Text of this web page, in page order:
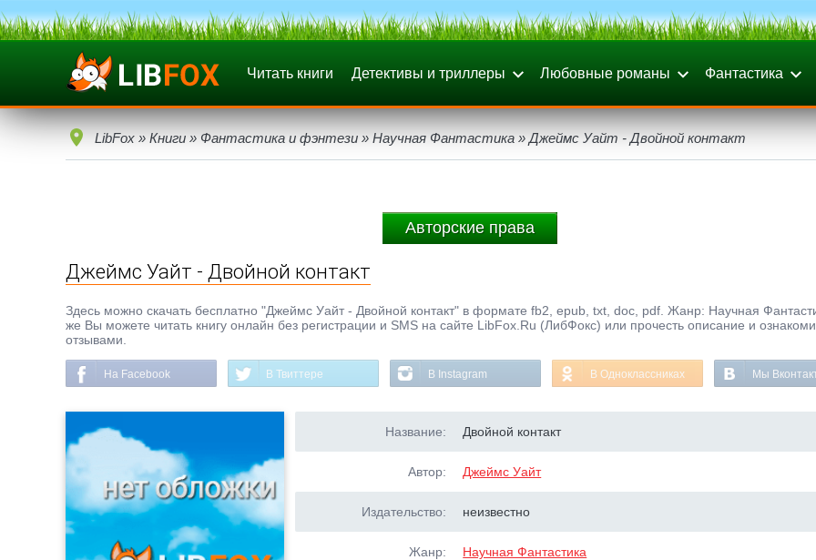
Читать книги Детективы и триллеры Любовные романы Фантастика
LibFox » Книги » Фантастика и фэнтези » Научная Фантастика » Джеймс Уайт - Двойной контакт
Авторские права
Джеймс Уайт - Двойной контакт
Здесь можно скачать бесплатно "Джеймс Уайт - Двойной контакт" в формате fb2, epub, txt, doc, pdf. Жанр: Научная
же Вы можете читать книгу онлайн без регистрации и SMS на сайте LibFox.Ru (ЛибФокс) или прочесть описание и
отзывами.
На Facebook В Твиттере В Instagram В Одноклассниках Мы
Название: Двойной контакт
Автор: Джеймс Уайт
Издательство: неизвестно
Жанр: Научная Фантастика